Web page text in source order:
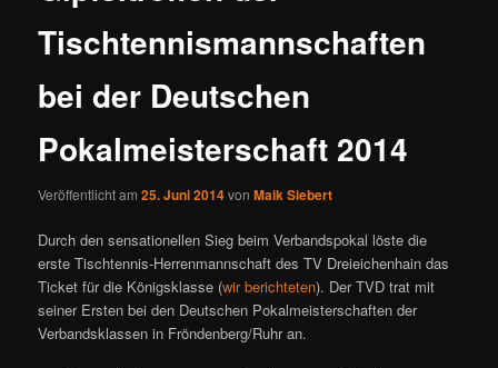
Tischtennismannschaften
bei der Deutschen
Pokalmeisterschaft 2014
Veröffentlicht am25. Juni 2014vonMaik Siebert
Durch den sensationellen Sieg beim Verbandspokal löste die
erste Tischtennis-Herrenmannschaft des TV Dreieichenhain das
Ticket für die Königsklasse (wir berichteten). Der TVD trat mit
seiner Ersten bei den Deutschen Pokalmeisterschaften der
Verbandsklassen in Fröndenberg/Ruhr an.